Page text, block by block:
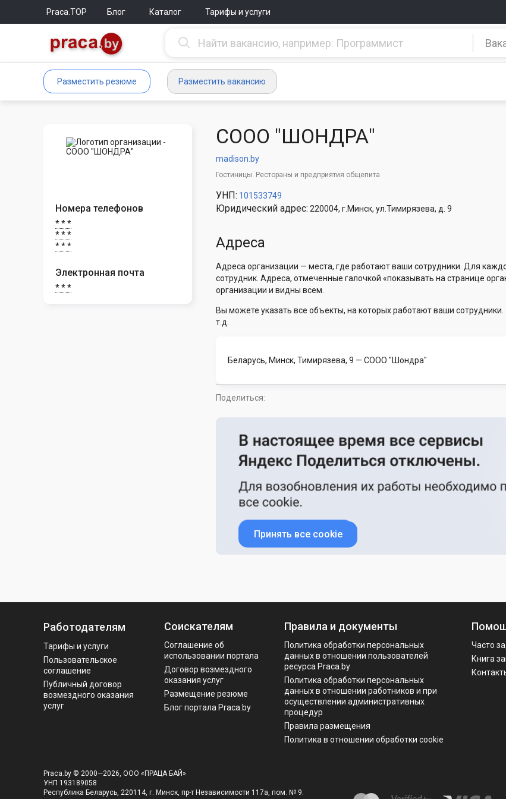
Praca.TOP Блог Каталог Тарифы и услуги
Разместить резюме Разместить вакансию
Номера телефонов
* * *
* * *
* * *
Электронная почта
* * *
СООО "ШОНДРА"
madison.by
Гостиницы. Рестораны и предприятия общепита
УНП: 101533749
Юридический адрес: 220004, г.Минск, ул.Тимирязева, д. 9
Адреса
Адреса организации — места, где работают ваши сотрудники. Для
сотрудник. Адреса, отмеченные галочкой «показывать на странице
организации и видны всем.
Вы можете указать все объекты, на которых работают ваши
т.д.
Беларусь, Минск, Тимирязева, 9 — СООО "Шондра"
Поделиться:
Принять все cookie
Работодателям
Тарифы и услуги
Пользовательское
соглашение
Публичный договор
возмездного оказания
услуг
Соискателям
Соглашение об
использовании портала
Договор возмездного
оказания услуг
Размещение резюме
Блог портала Praca.by
Правила и документы
Политика обработки персональных
данных в отношении пользователей
ресурса Praca.by
Политикa обработки персональных
данных в отношении работников и при
осуществлении административных
процедур
Правила размещения
Политика в отношении обработки cookie
Часто
Книга
Praca.by © 2000—2026, ООО «ПРАЦА БАЙ»
УНП 193189058
Республика Беларусь, 220114, г. Минск, пр-т Независимости 117а, пом. № 9.